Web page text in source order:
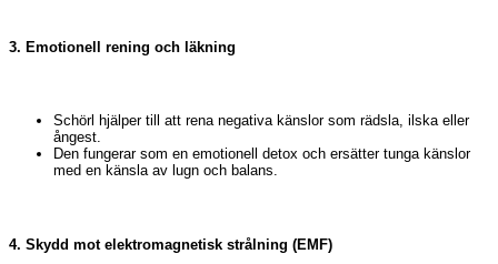
3. Emotionell rening och läkning
Schörl hjälper till att rena negativa känslor som rädsla, ilska eller
ångest.
Den fungerar som en emotionell detox och ersätter tunga känslor
med en känsla av lugn och balans.
4. Skydd mot elektromagnetisk strålning (EMF)